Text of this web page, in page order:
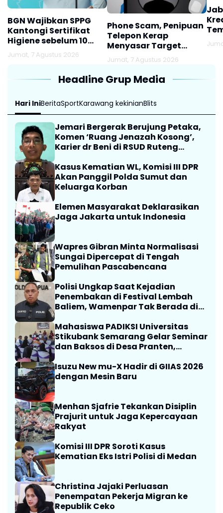
BGN Wajibkan SPPG
Kantongi Sertifikat
Higiene sebelum 10
Agustus
Jumat, 7 Agustus 2026
Phone Scam, Penipuan
Telepon Kerap
Menyasar Target
Lansia
Jumat, 7 Agustus 2026
Headline Grup Media
Hari IniBeritaSportKarawang kekinianBlits
Jemari Bergerak Berujung Petaka,
Komen ‘Ruang Jenazah Kosong’,
Karier dr Beni di RSUD Ruteng
Kasus Kematian WL, Komisi III DPR
Akan Panggil Polda Sumut dan
Keluarga Korban
Elemen Masyarakat Deklarasikan
Jaga Jakarta untuk Indonesia
Wapres Gibran Minta Normalisasi
Sungai Dipercepat di Tengah
Pemulihan Pascabencana
Polisi Ungkap Saat Kejadian
Penembakan di Festival Lembah
Baliem, Wamenpar Tak Berada di
Mahasiswa PADIKSI Universitas
Stikubank Semarang Gelar Seminar
dan Baksos di Desa Pranten,
Isuzu New mu-X Hadir di GIIAS 2026
dengan Mesin Baru
Menhan Sjafrie Tekankan Disiplin
Prajurit untuk Jaga Kepercayaan
Rakyat
Komisi III DPR Soroti Kasus
Kematian Eks Istri Polisi di Medan
Christina Jajaki Perluasan
Penempatan Pekerja Migran ke
Republik Ceko